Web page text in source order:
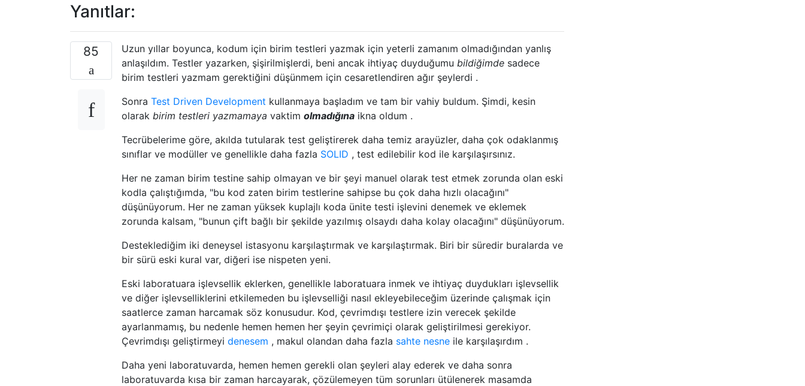
Yanıtlar:
85
Uzun yıllar boyunca, kodum için birim testleri yazmak için yeterli zamanım olmadığından yanlış
anlaşıldım. Testler yazarken, şişirilmişlerdi, beni ancak ihtiyaç duyduğumu bildiğimde sadece
birim testleri yazmam gerektiğini düşünmem için cesaretlendiren ağır şeylerdi .
Sonra Test Driven Development kullanmaya başladım ve tam bir vahiy buldum. Şimdi, kesin
olarak birim testleri yazmamaya vaktim olmadığına ikna oldum .
Tecrübelerime göre, akılda tutularak test geliştirerek daha temiz arayüzler, daha çok odaklanmış
sınıflar ve modüller ve genellikle daha fazla SOLID , test edilebilir kod ile karşılaşırsınız.
Her ne zaman birim testine sahip olmayan ve bir şeyi manuel olarak test etmek zorunda olan eski
kodla çalıştığımda, "bu kod zaten birim testlerine sahipse bu çok daha hızlı olacağını"
düşünüyorum. Her ne zaman yüksek kuplajlı koda ünite testi işlevini denemek ve eklemek
zorunda kalsam, "bunun çift bağlı bir şekilde yazılmış olsaydı daha kolay olacağını" düşünüyorum.
Desteklediğim iki deneysel istasyonu karşılaştırmak ve karşılaştırmak. Biri bir süredir buralarda ve
bir sürü eski kural var, diğeri ise nispeten yeni.
Eski laboratuara işlevsellik eklerken, genellikle laboratuara inmek ve ihtiyaç duydukları işlevsellik
ve diğer işlevselliklerini etkilemeden bu işlevselliği nasıl ekleyebileceğim üzerinde çalışmak için
saatlerce zaman harcamak söz konusudur. Kod, çevrimdışı testlere izin verecek şekilde
ayarlanmamış, bu nedenle hemen hemen her şeyin çevrimiçi olarak geliştirilmesi gerekiyor.
Çevrimdışı geliştirmeyi denesem , makul olandan daha fazla sahte nesne ile karşılaşırdım .
Daha yeni laboratuvarda, hemen hemen gerekli olan şeyleri alay ederek ve daha sonra
laboratuvarda kısa bir zaman harcayarak, çözülemeyen tüm sorunları ütülenerek masamda